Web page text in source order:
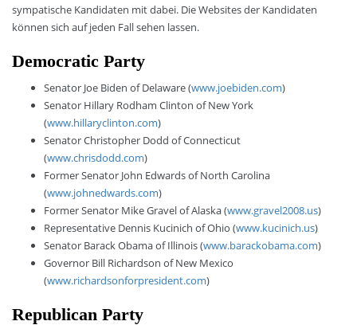
sympatische Kandidaten mit dabei. Die Websites der Kandidaten
können sich auf jeden Fall sehen lassen.
Democratic Party
Senator Joe Biden of Delaware (www.joebiden.com)
Senator Hillary Rodham Clinton of New York
(www.hillaryclinton.com)
Senator Christopher Dodd of Connecticut
(www.chrisdodd.com)
Former Senator John Edwards of North Carolina
(www.johnedwards.com)
Former Senator Mike Gravel of Alaska (www.gravel2008.us)
Representative Dennis Kucinich of Ohio (www.kucinich.us)
Senator Barack Obama of Illinois (www.barackobama.com)
Governor Bill Richardson of New Mexico
(www.richardsonforpresident.com)
Republican Party